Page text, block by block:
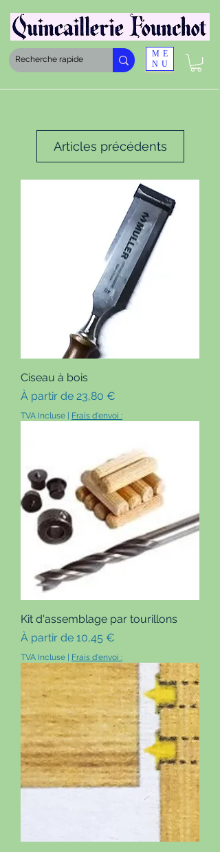
ME
NU
Articles précédents
Ciseau à bois
À partir de 23,80 €
Prix promotionnel
TVA Incluse Frais d'envoi :
Kit d'assemblage par tourillons
À partir de 10,45 €
Prix promotionnel
TVA Incluse Frais d'envoi :